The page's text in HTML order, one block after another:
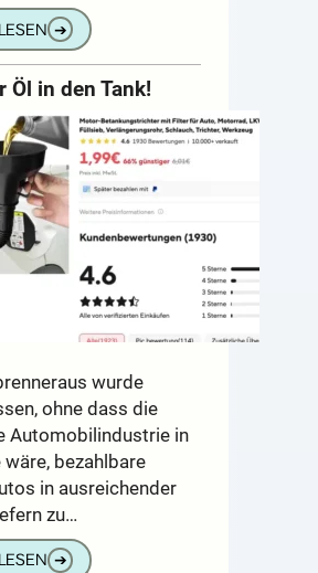
➔
Öl in den Tank!
wurde
ohne dass die
Automobilindustrie in
wäre, bezahlbare
in ausreichender
zu…
➔